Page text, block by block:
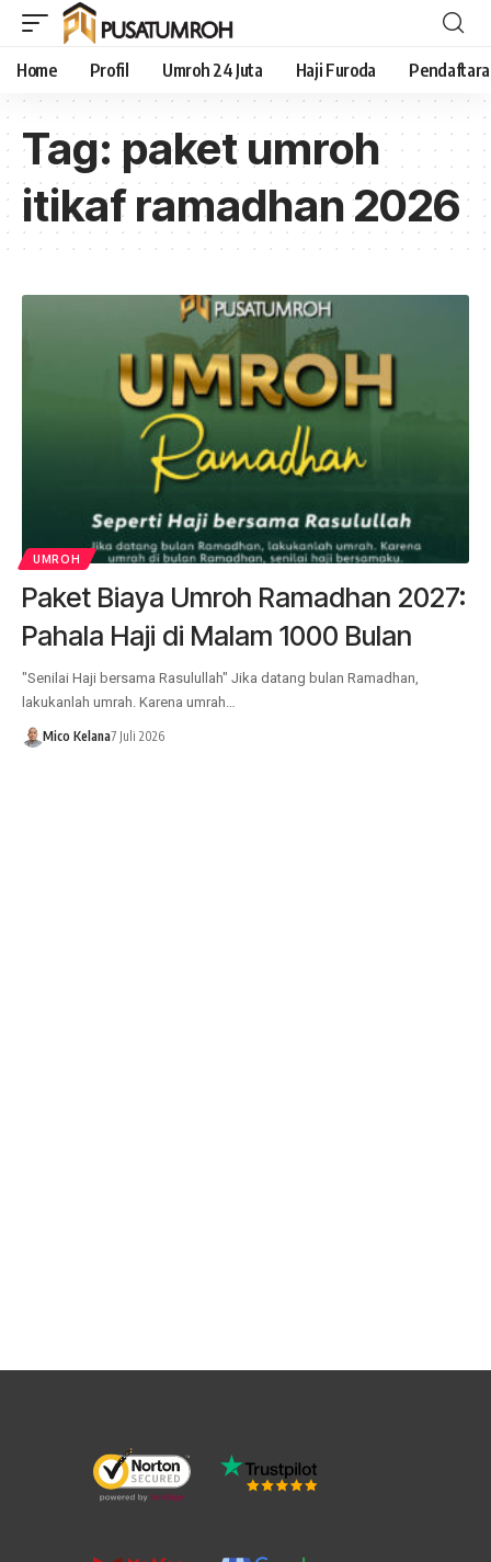
Home Profil Umroh 24 Juta Haji Furoda
Tag: paket umroh
itikaf ramadhan 2026
UMROH
Paket Biaya Umroh Ramadhan 2027:
Pahala Haji di Malam 1000 Bulan
"Senilai Haji bersama Rasulullah" Jika datang bulan Ramadhan,
lakukanlah umrah. Karena umrah…
Mico Kelana7 Juli 2026